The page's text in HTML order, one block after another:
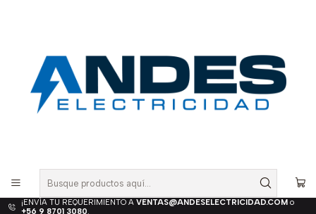
¡ENVÍA TU REQUERIMIENTO A VENTAS@ANDESELECTRICIDAD.COMo
+56 9 8701 3080.